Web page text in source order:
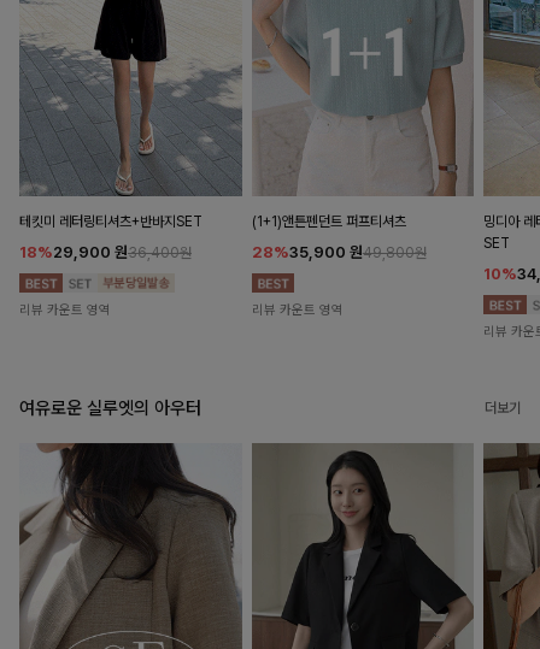
테킷미 레터링티셔츠+반바지SET
18%29,900 원36,400원
리뷰 카운트 영역
(1+1)앤튼펜던트 퍼프티셔츠
28%35,900 원49,800원
리뷰 카운트 영역
밍디아 레
SET
10%
리뷰 카운
여유로운 실루엣의 아우터 더보기